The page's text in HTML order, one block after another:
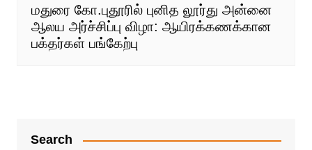
மதுரை கோ.புதூரில் புனித லூர்து அன்னை
ஆலய அர்ச்சிப்பு விழா: ஆயிரக்கணக்கான
பக்தர்கள் பங்கேற்பு
Search